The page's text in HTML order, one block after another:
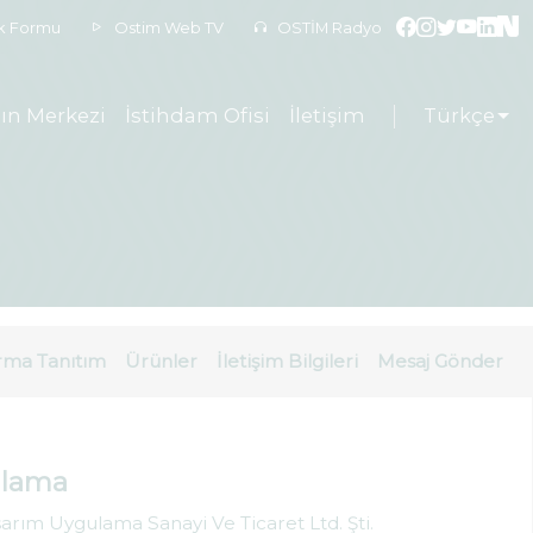
Formu Ostim Web TV OSTİM Radyo
Merkezi İstihdam Ofisi İletişim Türkçe
Tanıtım Ürünler İletişim Bilgileri Mesaj Gönder
Uygulama Sanayi Ve Ticaret Ltd. Şti.